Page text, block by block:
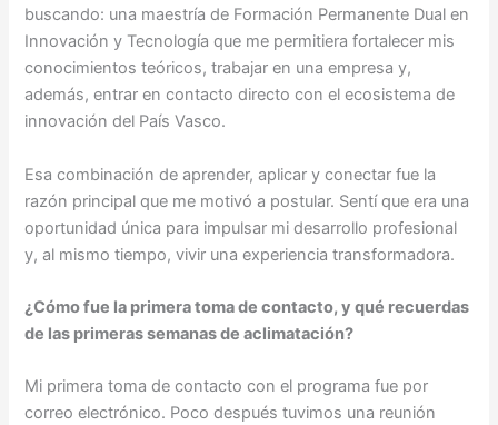
buscando: una maestría de Formación Permanente Dual en
Innovación y Tecnología que me permitiera fortalecer mis
conocimientos teóricos, trabajar en una empresa y,
además, entrar en contacto directo con el ecosistema de
innovación del País Vasco.
Esa combinación de aprender, aplicar y conectar fue la
razón principal que me motivó a postular. Sentí que era una
oportunidad única para impulsar mi desarrollo profesional
y, al mismo tiempo, vivir una experiencia transformadora.
¿Cómo fue la primera toma de contacto, y qué recuerdas
de las primeras semanas de aclimatación?
Mi primera toma de contacto con el programa fue por
correo electrónico. Poco después tuvimos una reunión